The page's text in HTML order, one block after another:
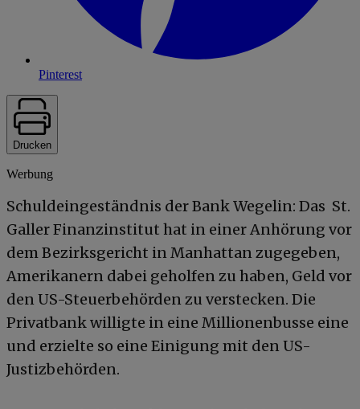
Pinterest
Drucken
Werbung
Schuldeingeständnis der Bank Wegelin: Das St.
Galler Finanzinstitut hat in einer Anhörung vor
dem Bezirksgericht in Manhattan zugegeben,
Amerikanern dabei geholfen zu haben, Geld vor
den US-Steuerbehörden zu verstecken. Die
Privatbank willigte in eine Millionenbusse eine
und erzielte so eine Einigung mit den US-
Justizbehörden.